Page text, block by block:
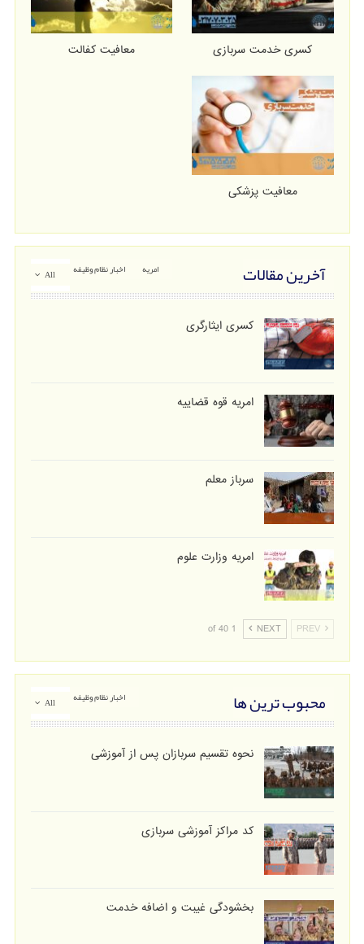
کسری خدمت سربازی معافیت کفالت
معافیت پزشکی
All آخرین مقالات اخبار نظام وظیفه امریه
کسری ایثارگری
امریه قوه قضاییه
سرباز معلم
امریه وزارت علوم
PREV
NEXT
1 of 40
All محبوب ترین ها اخبار نظام وظیفه
نحوه تقسیم سربازان پس از آموزشی
کد مراکز آموزشی سربازی
بخشودگی غیبت و اضافه خدمت